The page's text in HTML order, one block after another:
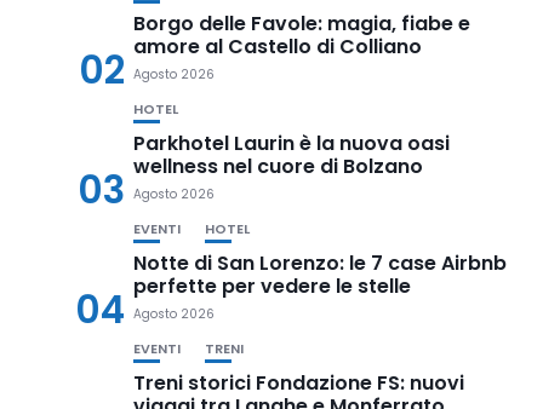
02
Borgo delle Favole: magia, fiabe e
amore al Castello di Colliano
Agosto 2026
03
HOTEL
Parkhotel Laurin è la nuova oasi
wellness nel cuore di Bolzano
Agosto 2026
04
EVENTI HOTEL
Notte di San Lorenzo: le 7 case Airbnb
perfette per vedere le stelle
Agosto 2026
EVENTI TRENI
Treni storici Fondazione FS: nuovi